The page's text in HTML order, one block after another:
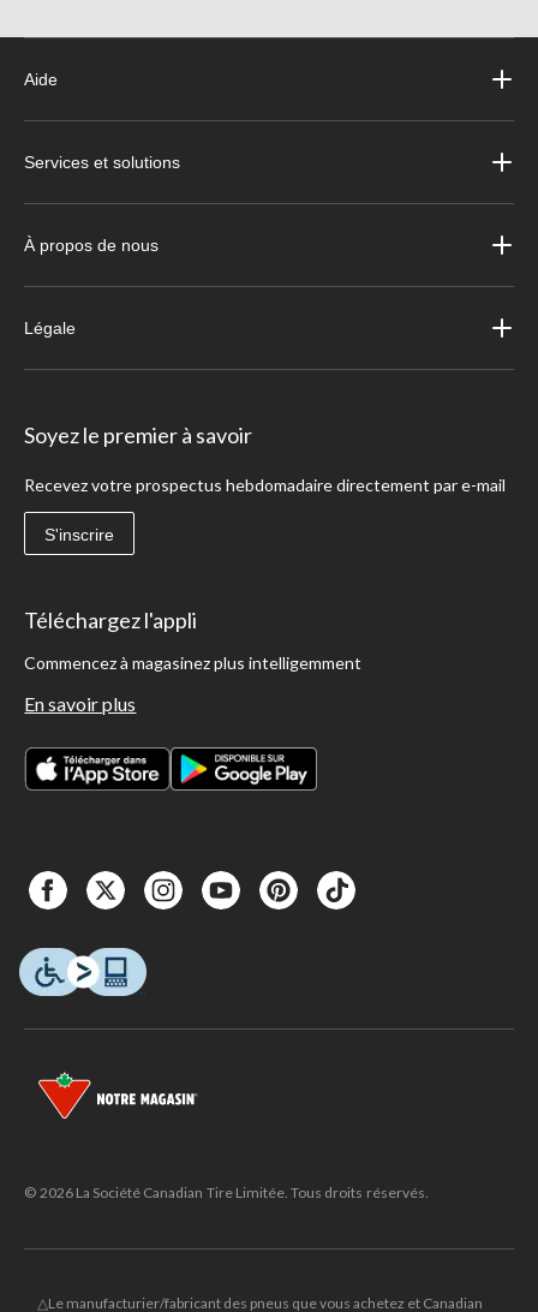
Aide
Services et solutions
À propos de nous
Légale
Soyez le premier à savoir
Recevez votre prospectus hebdomadaire directement par e-mail
S'inscrire
Téléchargez l'appli
Commencez à magasinez plus intelligemment
En savoir plus
© 2026 La Société Canadian Tire Limitée. Tous droits réservés.
△Le manufacturier/fabricant des pneus que vous achetez et Canadian